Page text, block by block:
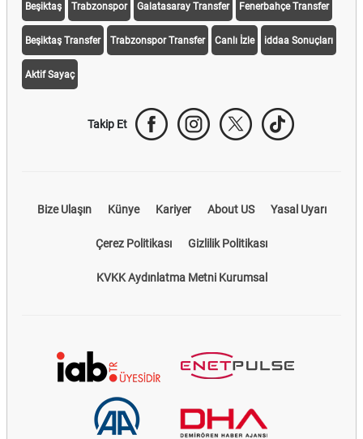
Beşiktaş Trabzonspor Galatasaray Transfer Fenerbahçe Transfer
Beşiktaş Transfer Trabzonspor Transfer Canlı İzle iddaa Sonuçları
Aktif Sayaç
Takip Et
Bize Ulaşın Künye Kariyer About US Yasal Uyarı
Çerez Politikası Gizlilik Politikası
KVKK Aydınlatma Metni Kurumsal